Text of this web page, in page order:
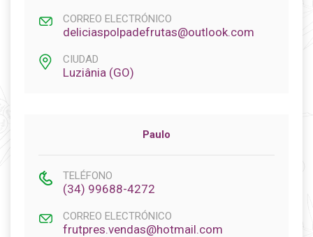
CORREO ELECTRÓNICO
deliciaspolpadefrutas@outlook.com
CIUDAD
Luziânia (GO)
Paulo
TELÉFONO
(34) 99688-4272
CORREO ELECTRÓNICO
frutpres.vendas@hotmail.com